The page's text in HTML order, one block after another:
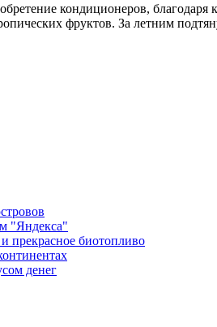
кондиционеров,
фруктов. За летним
"Яндекса"
прекрасное биотопливо
денег